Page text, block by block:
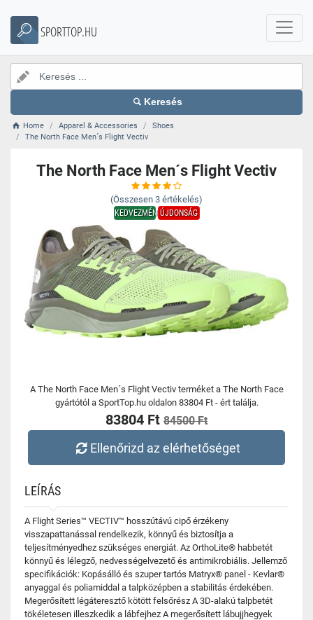
SPORTTOP.HU
Keresés
Home Apparel & Accessories
Shoes
The North Face Men´s Flight Vectiv
The North Face Men´s Flight Vectiv
(Összesen 3 értékelés)
KEDVEZMÉNYÚJDONSÁG
A The North Face Men´s Flight Vectiv terméket a The North Face
gyártótól a SportTop.hu oldalon 83804 Ft - ért találja.
83804 Ft 84500 Ft
Ellenőrizd az elérhetőséget
LEÍRÁS
A Flight Series™ VECTIV™ hosszútávú cipő érzékeny
visszapattanással rendelkezik, könnyű és biztosítja a
teljesítményedhez szükséges energiát. Az OrthoLite® habbetét
könnyű és lélegző, nedvességelvezető és antimikrobiális. Jellemző
specifikációk: Kopásálló és szuper tartós Matryx® panel - Kevlar®
anyaggal és poliamiddal a talpközépben a stabilitás érdekében.
Megerősített légáteresztő kötött felsőrész A 3D-alakú talpbetét
tökéletesen illeszkedik a lábfejhez A megerősített lábujjhegyek